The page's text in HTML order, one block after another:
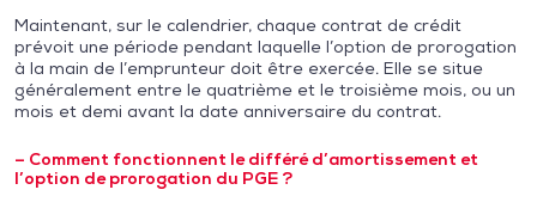
Maintenant, sur le calendrier, chaque contrat de crédit
prévoit une période pendant laquelle l’option de prorogation
à la main de l’emprunteur doit être exercée. Elle se situe
généralement entre le quatrième et le troisième mois, ou un
mois et demi avant la date anniversaire du contrat.
– Comment fonctionnent le différé d’amortissement et
l’option de prorogation du PGE ?